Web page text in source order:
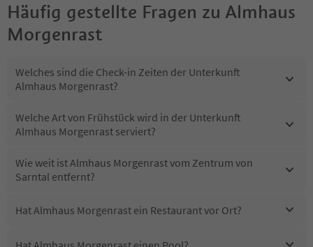
Häufig gestellte Fragen zu Almhaus
Morgenrast
Welches sind die Check-in Zeiten der Unterkunft
Almhaus Morgenrast?
Welche Art von Frühstück wird in der Unterkunft
Almhaus Morgenrast serviert?
Wie weit ist Almhaus Morgenrast vom Zentrum von
Sarntal entfernt?
Hat Almhaus Morgenrast ein Restaurant vor Ort?